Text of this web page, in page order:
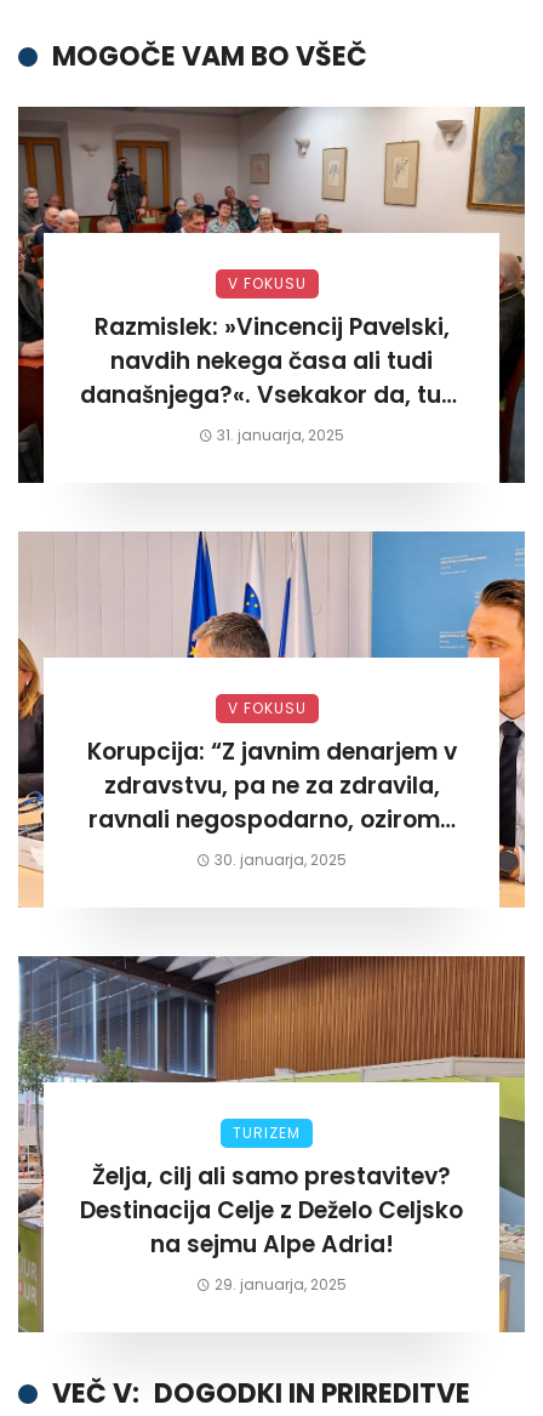
MOGOČE VAM BO VŠEČ
V FOKUSU
Razmislek: »Vincencij Pavelski,
navdih nekega časa ali tudi
današnjega?«. Vsekakor da, tudi
današnjega«
31. januarja, 2025
V FOKUSU
Korupcija: “Z javnim denarjem v
zdravstvu, pa ne za zdravila,
ravnali negospodarno, oziroma
za lastni žep. Tokrat na Žalskem«
30. januarja, 2025
TURIZEM
Želja, cilj ali samo prestavitev?
Destinacija Celje z Deželo Celjsko
na sejmu Alpe Adria!
29. januarja, 2025
VEČ V: DOGODKI IN PRIREDITVE